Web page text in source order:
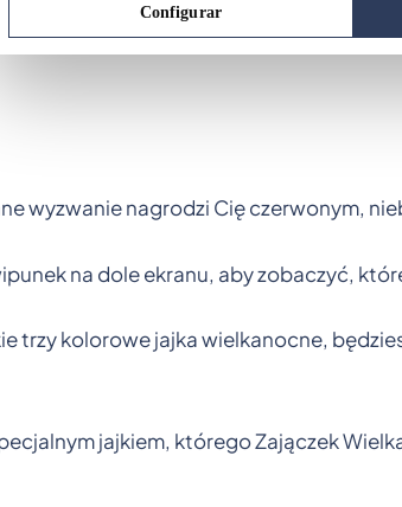
wyzwanie nagrodzi Cię czerwonym,
na dole ekranu, aby zobaczyć,
trzy kolorowe jajka wielkanocne,
jajkiem, którego Zajączek
Configurar